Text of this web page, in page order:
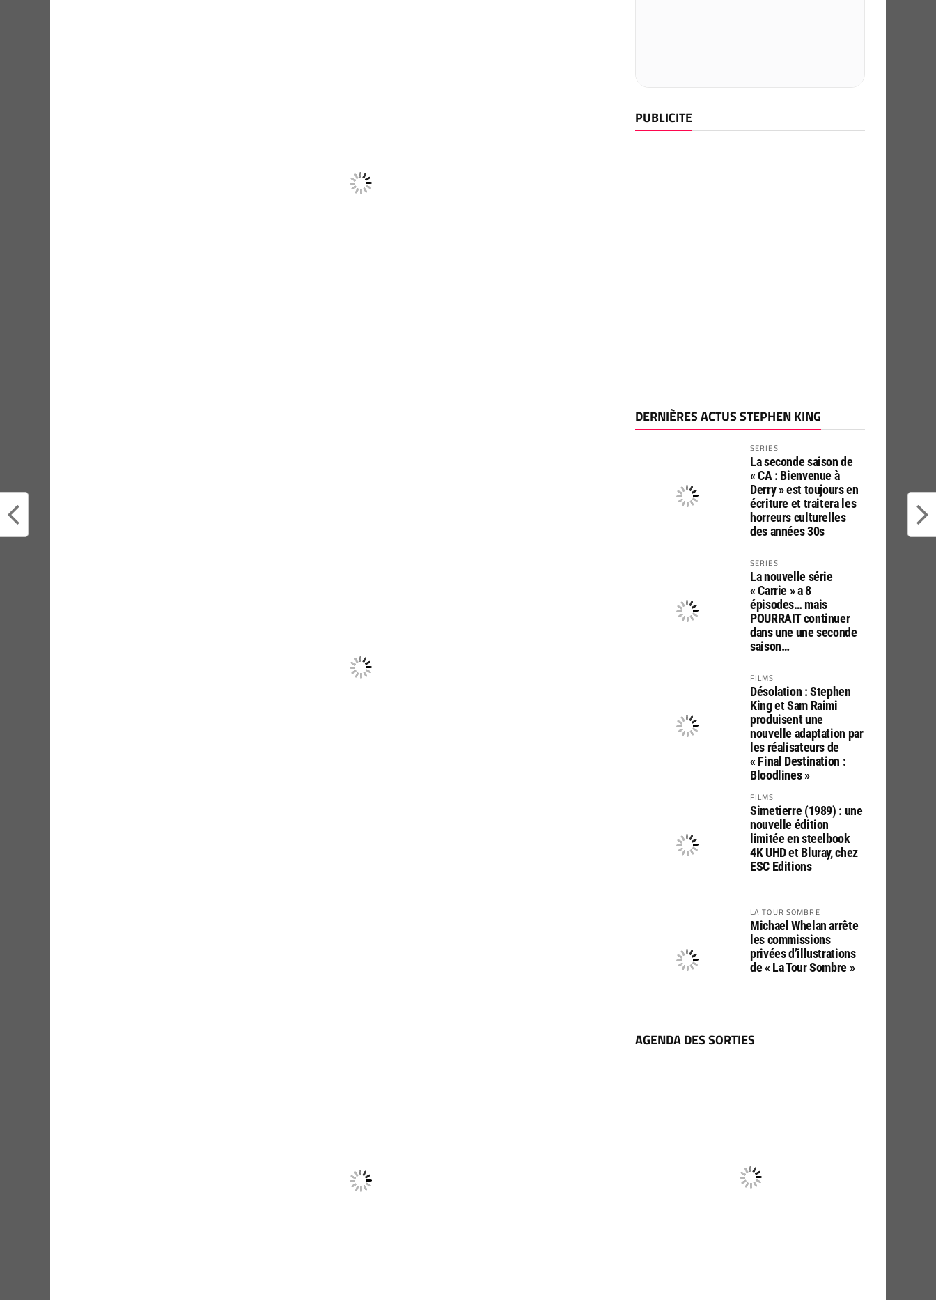
PUBLICITE
DERNIÈRES ACTUS STEPHEN KING
SERIES
La seconde saison de
« CA : Bienvenue à
Derry » est toujours en
écriture et traitera les
horreurs culturelles
des années 30s
SERIES
La nouvelle série
« Carrie » a 8
épisodes… mais
POURRAIT continuer
dans une une seconde
saison…
FILMS
Désolation : Stephen
King et Sam Raimi
produisent une
nouvelle adaptation par
les réalisateurs de
« Final Destination :
Bloodlines »
FILMS
Simetierre (1989) : une
nouvelle édition
limitée en steelbook
4K UHD et Bluray, chez
ESC Editions
LA TOUR SOMBRE
Michael Whelan arrête
les commissions
privées d’illustrations
de « La Tour Sombre »
AGENDA DES SORTIES